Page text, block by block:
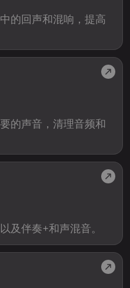
的声音，清理音频和
的回声和混响，提高
及伴奏+和声混音。